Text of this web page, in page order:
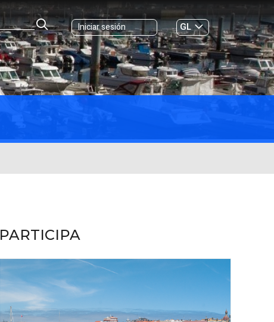
Iniciar sesión
GL
ES|
PARTICIPA